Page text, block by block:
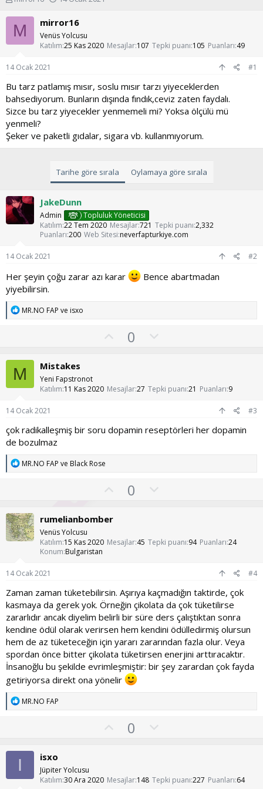
n
u
a
ş
l
a
t
a
n
ş
a
n
ç
t
a
r
h
i
M mirror16
Venüs Yolcusu
Katılım 25 Kas 2020 Mesajlar 107 Tepki puanı 105 Puanları 49
14 Ocak 2021 #1
Bu tarz patlamış mısır, soslu mısır tarzı yiyeceklerden
bahsediyorum. Bunların dışında fındık,ceviz zaten faydalı.
Sizce bu tarz yiyecekler yenmemeli mi? Yoksa ölçülü mü
yenmeli?
Şeker ve paketli gıdalar, sigara vb. kullanmıyorum.
Tarihe göre sırala Oylamaya göre sırala
JakeDunn
Admin
Topluluk Yöneticisi
Katılım 22 Tem 2020 Mesajlar721 Tepki puanı 2,332
Puanları 200 Web Sitesi neverfapturkiye.com
14 Ocak 2021 #2
Her şeyin çoğu zarar azı karar
Bence abartmadan
yiyebilirsin.
T
r
MR.NO FAP ve isxo
O0
s
o
M Mistakes
Yeni Fapstronot
Katılım 11 Kas 2020 Mesajlar27 Tepki puanı 21 Puanları 9
14 Ocak 2021 #3
çok radikalleşmiş bir soru dopamin reseptörleri her dopamin
de bozulmaz
T
e
r
:
MR.NO FAP ve Black Rose
O0
s
o
y
l
a
rumelianbomber
Venüs Yolcusu
Katılım 15 Kas 2020 Mesajlar 45 Tepki puanı 94 Puanları 24
Konum Bulgaristan
14 Ocak 2021 #4
Zaman zaman tüketebilirsin. Aşırıya kaçmadığın taktirde, çok
kasmaya da gerek yok. Örneğin çikolata da çok tüketilirse
zararlıdır ancak diyelim belirli bir süre ders çalıştıktan sonra
kendine ödül olarak verirsen hem kendini ödülledirmiş olursun
hem de az tüketeceğin için yararı zararından fazla olur. Veya
spordan önce bitter çikolata tüketirsen enerjini arttıracaktır.
İnsanoğlu bu şekilde evrimleşmiştir: bir şey zarardan çok fayda
getiriyorsa direkt ona yönelir
T
MR.NO FAP
O0
s
I isxo
Jüpiter Yolcusu
Katılım 30 Ara 2020 Mesajlar 148 Tepki puanı 227 Puanları 64